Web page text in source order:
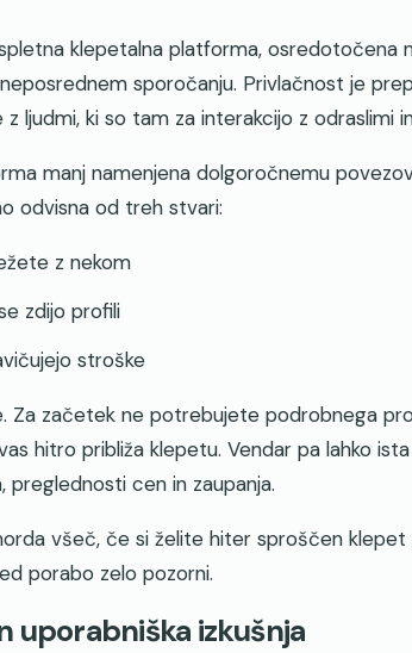
klepetalna platforma, osredotočena
sporočanju. Privlačnost je
ljudmi, ki so tam za interakcijo z odraslimi
manj namenjena dolgoročnemu
odvisna od treh stvari:
z nekom
zdijo profili
stroške
Za začetek ne potrebujete podrobnega
hitro približa klepetu. Vendar pa lahko
cen in zaupanja.
všeč, če si želite hiter sproščen
porabo zelo pozorni.
uporabniška izkušnja